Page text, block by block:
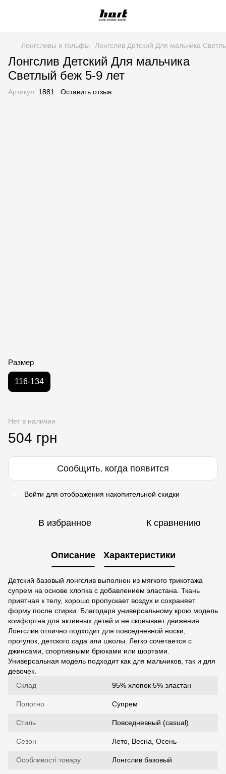
Лонгсливы и гольфы Лонгслив Детский Для мальчика
Лонгслив Детский Для мальчика
Светлый беж 5-9 лет
Артикул: 1881 Оставить отзыв
Размер
116-134
Нет в наличии
504 грн
Сообщить, когда появится
Войти для отображения накопительной скидки
В избранное К сравнению
Описание Характеристики
Детский базовый лонгслив выполнен из мягкого трикотажа
супрем на основе хлопка с добавлением эластана. Ткань
приятная к телу, хорошо пропускает воздух и сохраняет
форму после стирки. Благодаря универсальному крою модель
комфортна для активных детей и не сковывает движения.
Лонгслив отлично подходит для повседневной носки,
прогулок, детского сада или школы. Легко сочетается с
джинсами, спортивными брюками или шортами.
Универсальная модель подходит как для мальчиков, так и для
девочек.
Склад
95% хлопок 5% эластан
Полотно Супрем
Стиль Повседневный (casual)
Сезон Лето, Весна, Осень
Особливості товару Лонгслив базовый